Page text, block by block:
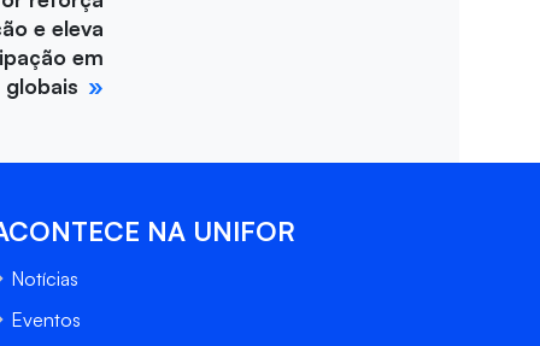
e eleva
em
NA UNIFOR
Notícias
Eventos